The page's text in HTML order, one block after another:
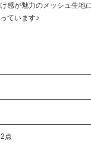
が魅力のメッシュ生
ています♪
点